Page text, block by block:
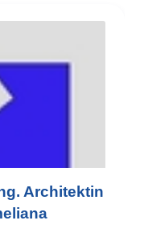
Architektin